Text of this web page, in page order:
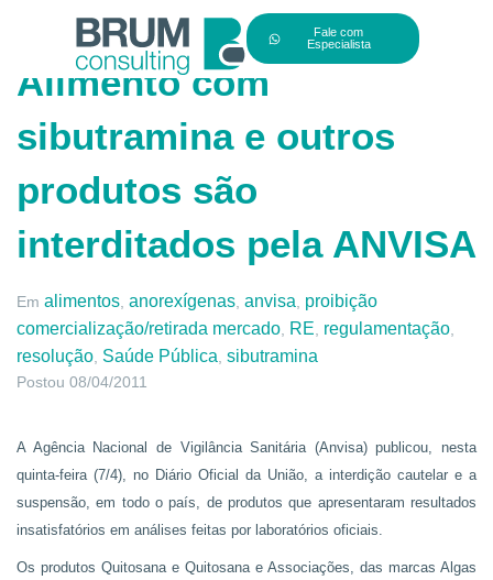
Fale com
Especialista
Alimento com
sibutramina e outros
produtos são
interditados pela ANVISA
Em alimentos anorexígenas anvisa proibição
comercialização/retirada mercado RE regulamentação
resolução Saúde Pública sibutramina
Postou 08/04/2011
A Agência Nacional de Vigilância Sanitária (Anvisa) publicou, nesta
quinta-feira (7/4), no Diário Oficial da União, a interdição cautelar e a
suspensão, em todo o país, de produtos que apresentaram resultados
insatisfatórios em análises feitas por laboratórios oficiais.
Os produtos Quitosana e Quitosana e Associações, das marcas Algas